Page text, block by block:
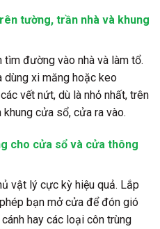
tường, trần nhà và khung
đường vào nhà và làm tổ.
dùng xi măng hoặc keo
vết nứt, dù là nhỏ nhất, trên
khung cửa sổ, cửa ra vào.
cho cửa sổ và cửa thông
vật lý cực kỳ hiệu quả. Lắp
bạn mở cửa để đón gió
hay các loại côn trùng